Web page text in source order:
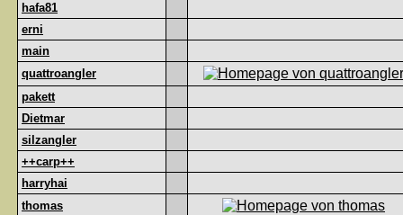
hafa81
erni
main
quattroangler
pakett
Dietmar
silzangler
++carp++
harryhai
thomas